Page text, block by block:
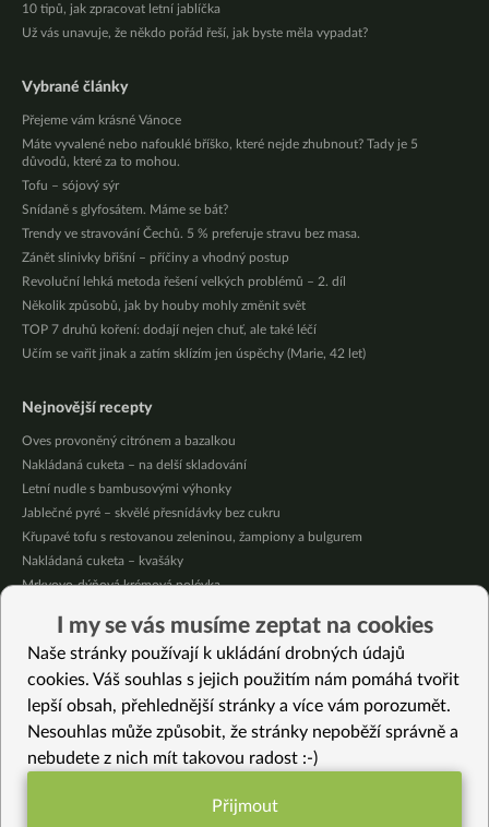
10 tipů, jak zpracovat letní jablíčka
Už vás unavuje, že někdo pořád řeší, jak byste měla vypadat?
Vybrané články
Přejeme vám krásné Vánoce
Máte vyvalené nebo nafouklé bříško, které nejde zhubnout? Tady je 5
důvodů, které za to mohou.
Tofu – sójový sýr
Snídaně s glyfosátem. Máme se bát?
Trendy ve stravování Čechů. 5 % preferuje stravu bez masa.
Zánět slinivky břišní – příčiny a vhodný postup
Revoluční lehká metoda řešení velkých problémů – 2. díl
Několik způsobů, jak by houby mohly změnit svět
TOP 7 druhů koření: dodají nejen chuť, ale také léčí
Učím se vařit jinak a zatím sklízím jen úspěchy (Marie, 42 let)
Nejnovější recepty
Oves provoněný citrónem a bazalkou
Nakládaná cuketa – na delší skladování
Letní nudle s bambusovými výhonky
Jablečné pyré – skvělé přesnídávky bez cukru
Křupavé tofu s restovanou zeleninou, žampiony a bulgurem
Nakládaná cuketa – kvašáky
Mrkvovo-dýňová krémová polévka
Osvěžující čaj s citronovými bylinkami
Nepečený jablečný dort s rybízem
Vybrané recepty
Chana masala
Rychlé plněné švestkové knedlíky bez lepku
I my se vás musíme zeptat na cookies
Naše stránky používají k ukládání drobných údajů
cookies. Váš souhlas s jejich použitím nám pomáhá tvořit
lepší obsah, přehlednější stránky a více vám porozumět.
Nesouhlas může způsobit, že stránky nepoběží správně a
nebudete z nich mít takovou radost :-)
Funkční nastavení potřebujeme (vždy
Přijmout